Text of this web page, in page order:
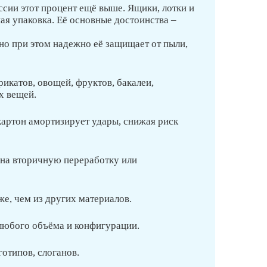
этот процент ещё выше. Ящики, лотки и
упаковка. Её основные достоинства –
при этом надежно её защищает от пыли,
овощей, фруктов, бакалеи,
вещей.
амортизирует удары, снижая риск
вторичную переработку или
чем из других материалов.
объёма и конфигурации.
слоганов.